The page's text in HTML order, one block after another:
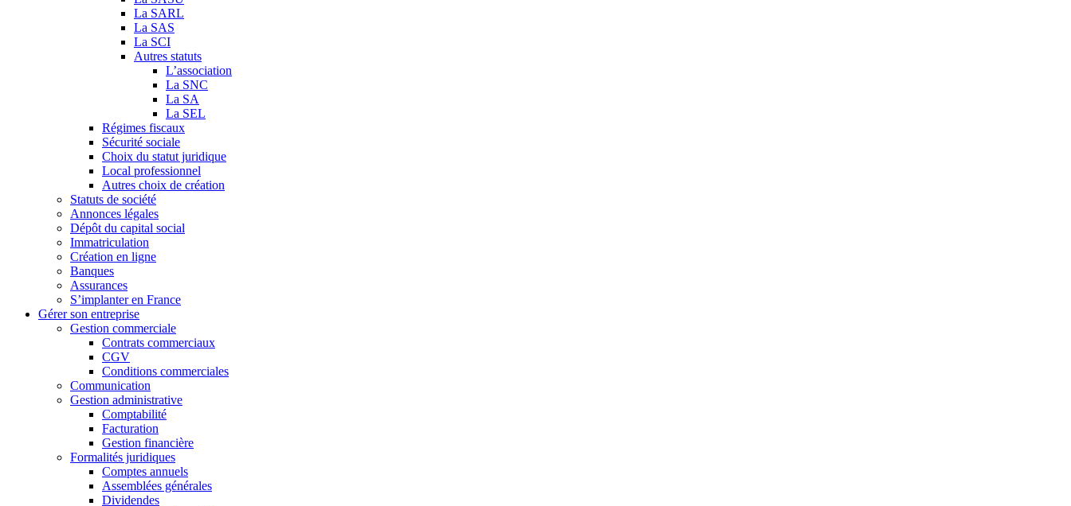
La SARL
La SAS
La SCI
Autres statuts
L’association
La SNC
La SA
La SEL
Régimes fiscaux
Sécurité sociale
Choix du statut juridique
Local professionnel
Autres choix de création
Statuts de société
Annonces légales
Dépôt du capital social
Immatriculation
Création en ligne
Banques
Assurances
S’implanter en France
Gérer son entreprise
Gestion commerciale
Contrats commerciaux
CGV
Conditions commerciales
Communication
Gestion administrative
Comptabilité
Facturation
Gestion financière
Formalités juridiques
Comptes annuels
Assemblées générales
Dividendes